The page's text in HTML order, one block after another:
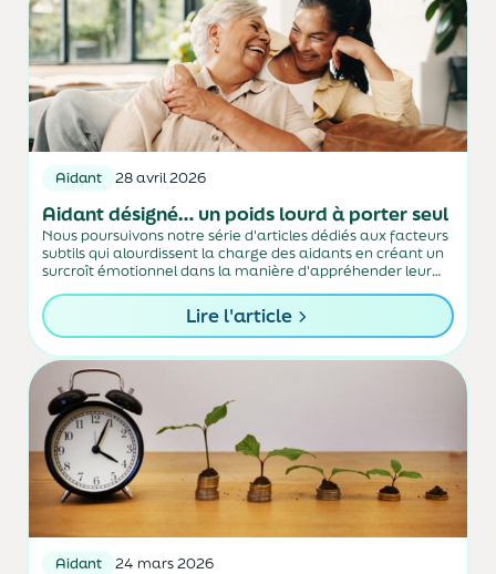
Aidant 28 avril 2026
Aidant désigné… un poids lourd à porter seul
Nous poursuivons notre série d'articles dédiés aux facteurs
subtils qui alourdissent la charge des aidants en créant un
surcroît émotionnel dans la manière d'appréhender leur
Lire l'article
Aidant 24 mars 2026